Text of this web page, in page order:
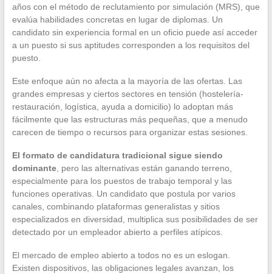
años con el método de reclutamiento por simulación (MRS), que
evalúa habilidades concretas en lugar de diplomas. Un
candidato sin experiencia formal en un oficio puede así acceder
a un puesto si sus aptitudes corresponden a los requisitos del
puesto.
Este enfoque aún no afecta a la mayoría de las ofertas. Las
grandes empresas y ciertos sectores en tensión (hostelería-
restauración, logística, ayuda a domicilio) lo adoptan más
fácilmente que las estructuras más pequeñas, que a menudo
carecen de tiempo o recursos para organizar estas sesiones.
El formato de candidatura tradicional sigue siendo
dominante, pero las alternativas están ganando terreno,
especialmente para los puestos de trabajo temporal y las
funciones operativas. Un candidato que postula por varios
canales, combinando plataformas generalistas y sitios
especializados en diversidad, multiplica sus posibilidades de ser
detectado por un empleador abierto a perfiles atípicos.
El mercado de empleo abierto a todos no es un eslogan.
Existen dispositivos, las obligaciones legales avanzan, los